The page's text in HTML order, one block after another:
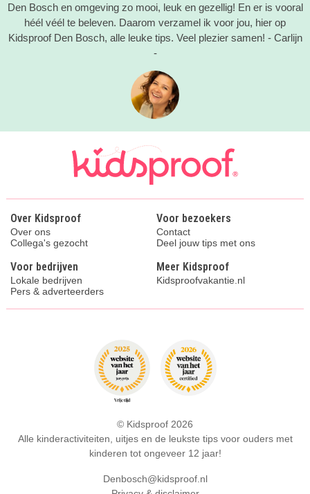
Den Bosch en omgeving zo mooi, leuk en gezellig! En er is vooral
héél véél te beleven. Daarom verzamel ik voor jou, hier op
Kidsproof Den Bosch, alle leuke tips. Veel plezier samen! - Carlijn
-
Over Kidsproof
Over ons
Collega's gezocht
Voor bezoekers
Contact
Deel jouw tips met ons
Voor bedrijven
Lokale bedrijven
Pers & adverteerders
Meer Kidsproof
Kidsproofvakantie.nl
© Kidsproof 2026
Alle kinderactiviteiten, uitjes en de leukste tips voor ouders met
kinderen tot ongeveer 12 jaar!
Denbosch@kidsproof.nl